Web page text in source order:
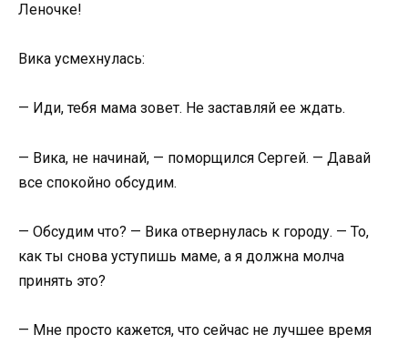
Леночке!
Вика усмехнулась:
— Иди, тебя мама зовет. Не заставляй ее ждать.
— Вика, не начинай, — поморщился Сергей. — Давай
все спокойно обсудим.
— Обсудим что? — Вика отвернулась к городу. — То,
как ты снова уступишь маме, а я должна молча
принять это?
— Мне просто кажется, что сейчас не лучшее время